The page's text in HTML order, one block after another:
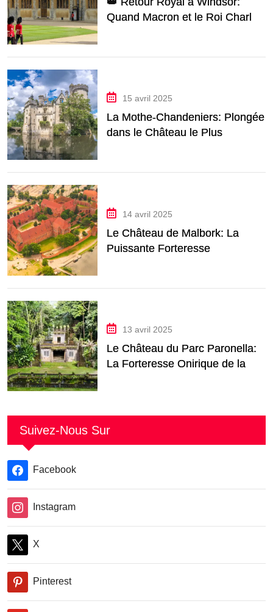
Quand Macron et le Roi Charles
15 avril 2025
La Mothe-Chandeniers: Plongée
dans le Château le Plus
14 avril 2025
Le Château de Malbork: La
Puissante Forteresse
13 avril 2025
Le Château du Parc Paronella:
La Forteresse Onirique de la
Suivez-Nous Sur
Facebook
Instagram
X
Pinterest